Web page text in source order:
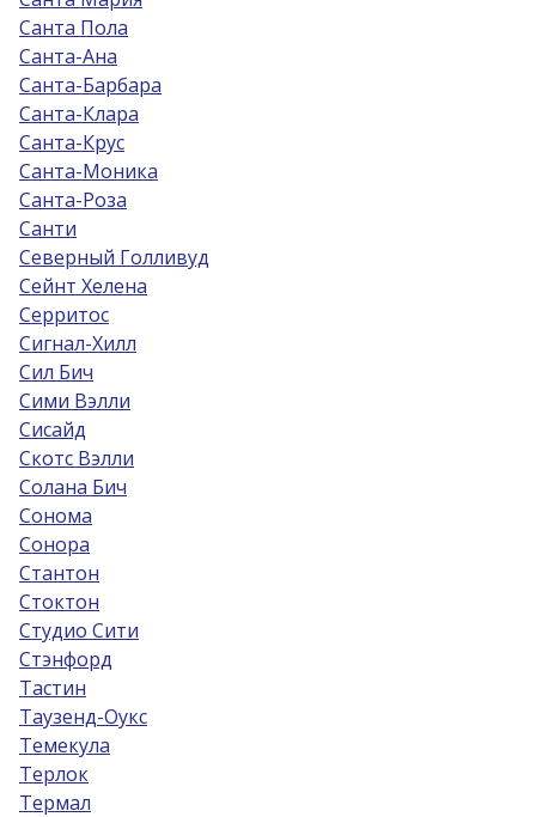
Санта Пола
Санта-Ана
Санта-Барбара
Санта-Клара
Санта-Крус
Санта-Моника
Санта-Роза
Санти
Северный Голливуд
Сейнт Хелена
Серритос
Сигнал-Хилл
Сил Бич
Сими Вэлли
Сисайд
Скотс Вэлли
Солана Бич
Сонома
Сонора
Стантон
Стоктон
Студио Сити
Стэнфорд
Тастин
Таузенд-Оукс
Темекула
Терлок
Термал